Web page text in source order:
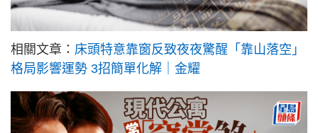
相關文章： 床頭特意靠窗反致夜夜驚醒「靠山落空」
格局影響運勢 3招簡單化解｜金耀